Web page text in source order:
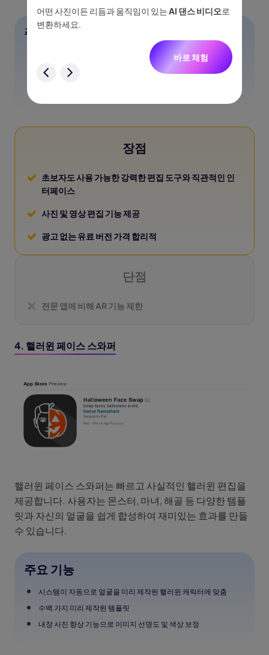
주요 기능
얼굴 자르기 도구로 정확한 윤곽 감지
배경 변경 기능으로 편집된 얼굴을 핼러윈 장면에 적용
장점
초보자도 사용 가능한 강력한 편집 도구와 직관적인 인
터페이스
사진 및 영상 편집 기능 제공
광고 없는 유료 버전 가격 합리적
단점
전문 앱에 비해 AR 기능 제한
4. 핼러윈 페이스 스와퍼
핼러윈 페이스 스와퍼는 빠르고 사실적인 핼러윈 편집을
제공합니다. 사용자는 몬스터, 마녀, 해골 등 다양한 템플
릿과 자신의 얼굴을 쉽게 합성하여 재미있는 효과를 만들
수 있습니다.
주요 기능
시스템이 자동으로 얼굴을 미리 제작된 핼러윈 캐릭터에 맞춤
수백 가지 미리 제작된 템플릿
내장 사진 향상 기능으로 이미지 선명도 및 색상 보정
어떤 사진이든 리듬과 움직임이 있는AI 댄스 비디오로
변환하세요.
바로 체험